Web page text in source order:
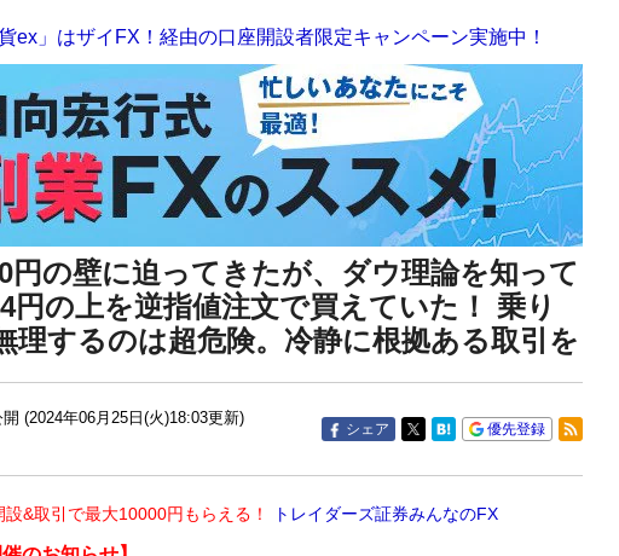
ex」はザイFX！経由の口座開設者限定キャンペーン実施中！
円の壁に迫ってきたが、ダウ理論を知って
円の上を逆指値注文で買えていた！ 乗り
理するのは超危険。冷静に根拠ある取引を
(2024年06月25日(火)18:03更新)
シェア 優先登録
&取引で最大10000円もらえる！ トレイダーズ証券みんなのFX